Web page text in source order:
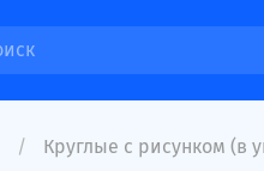
Круглые с рисунком (в